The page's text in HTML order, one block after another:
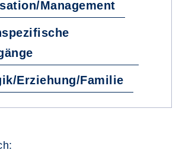
Management
Erziehung/Familie